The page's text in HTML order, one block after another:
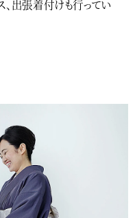
、出張着付けも行ってい